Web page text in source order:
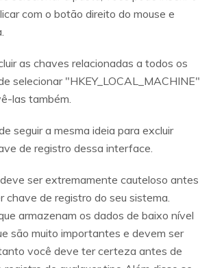
com o botão direito do mouse e
as chaves relacionadas a todos os
selecionar "HKEY_LOCAL_MACHINE"
las também.
seguir a mesma ideia para excluir
de registro dessa interface.
ser extremamente cauteloso antes
chave de registro do seu sistema.
armazenam os dados de baixo nível
são muito importantes e devem ser
você deve ter certeza antes de